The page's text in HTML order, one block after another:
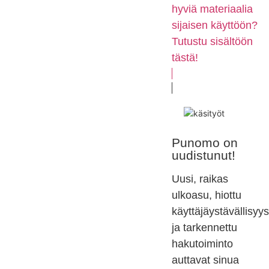
hyviä materiaalia
sijaisen käyttöön?
Tutustu sisältöön
tästä!
Punomo on
uudistunut!
Uusi, raikas
ulkoasu, hiottu
käyttäjäystävällisyys
ja tarkennettu
hakutoiminto
auttavat sinua